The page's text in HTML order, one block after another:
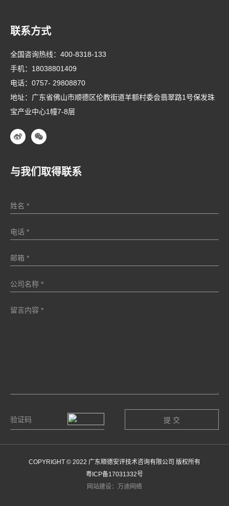
联系方式
全国咨询热线： 400-8318-133
手机： 18038801409
电话： 0757- 29808870
地址：广东省佛山市顺德区伦教街道羊额村委会翡翠路1号保发珠
宝产业中心1幢7-8层
与我们取得联系
COPYRIGHT © 2022 广东顺德安评技术咨询有限公司 版权所有
粤ICP备17031332号
网站建设：万迪网络